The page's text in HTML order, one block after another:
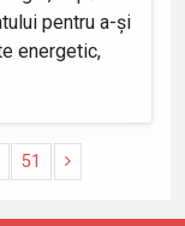
pentru a-și
energetic,
51